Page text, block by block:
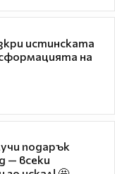
истинската
на
подарък
— всеки